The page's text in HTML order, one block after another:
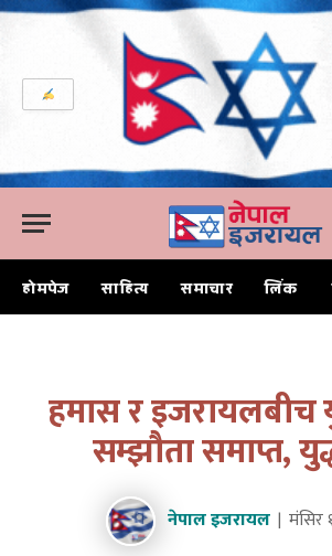
होमपेज साहित्य समाचार लिंक
हमास र इजरायलबीच
सम्झौता समाप्त,
नेपाल इजरायल मंसिर